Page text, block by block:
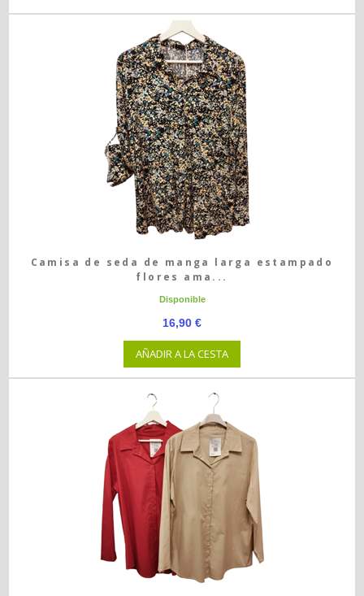
Camisa de seda de manga larga estampado
flores ama...
Disponible
16,90 €
AÑADIR A LA CESTA